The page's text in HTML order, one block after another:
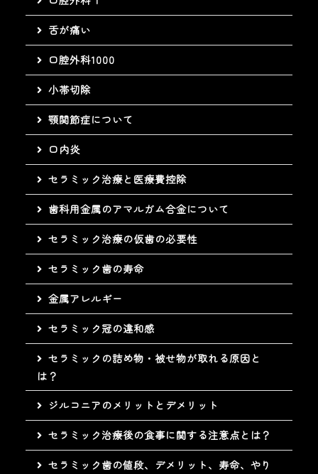
舌が痛い
口腔外科1000
小帯切除
顎関節症について
口内炎
セラミック治療と医療費控除
歯科用金属のアマルガム合金について
セラミック治療の仮歯の必要性
セラミック歯の寿命
金属アレルギー
セラミック冠の違和感
セラミックの詰め物・被せ物が取れる原因と
は？
ジルコニアのメリットとデメリット
セラミック治療後の食事に関する注意点とは？
セラミック歯の値段、デメリット、寿命、やり